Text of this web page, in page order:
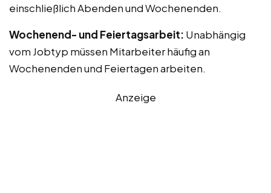
einschließlich Abenden und Wochenenden.
Wochenend- und Feiertagsarbeit: Unabhängig
vom Jobtyp müssen Mitarbeiter häufig an
Wochenenden und Feiertagen arbeiten.
Anzeige